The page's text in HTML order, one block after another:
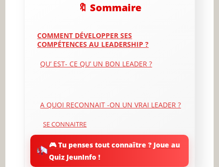
🔖 Sommaire
COMMENT DÉVELOPPER SES
COMPÉTENCES AU LEADERSHIP ?
QU’ EST- CE QU’ UN BON LEADER ?
A QUOI RECONNAIT -ON UN VRAI LEADER ?
SE CONNAITRE
FAIRE PREUVE DE COURAGE
VOUS DEVEZ ÊTRE PROACTIF
🎮 Tu penses tout connaître ? Joue au
Quiz JeunInfo !